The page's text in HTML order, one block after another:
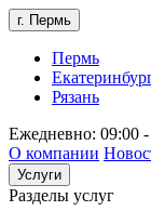
г. Пермь
Пермь
Рязань
Ежедневно: 09:00
О компании
Услуги
Разделы услуг